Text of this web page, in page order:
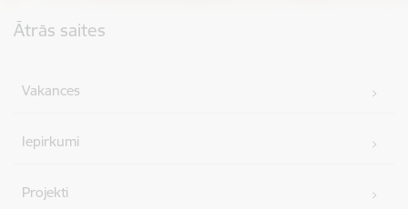
Ātrās saites
Vakances
Iepirkumi
Projekti